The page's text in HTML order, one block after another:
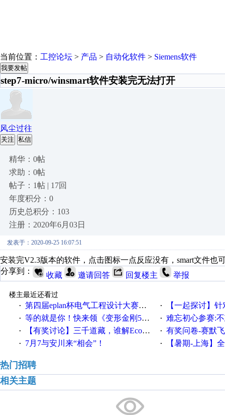
当前位置： 工控论坛 > 产品 > 自动化软件 > Siemens软件
我要发帖
step7-micro/winsmart软件安装完无法打开
风尘过往
关注 私信
精华：0帖
求助：0帖
帖子：1帖 | 17回
年度积分：0
历史总积分：103
注册：2020年6月03日
发表于：2020-09-25 16:07:51
安装完V2.3版本的软件，点击图标一点反应没有，smart文件也
分享到：
收藏 邀请回答 回复楼主 举报
楼主最近还看过
· 第四届eplan杯电气工程设计大赛报名啦！！！ · 【一起探讨】针对机床业的
· 等的就是你！快来领《变形金刚5》观影券 · 难忘初心参赛:
· 【有奖讨论】三千道藏，谁解EcoStruxureMA领域之谜？ · 有奖问卷-赛默飞精细
· 7月7与安川来“相会”！ · 【暑期-上海】全国工业
热门招聘
相关主题